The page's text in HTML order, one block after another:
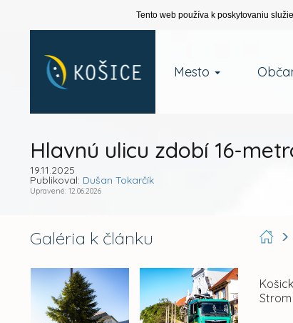
Tento web používa k poskytovaniu
Mesto
Hlavnú ulicu zdobí 16-
19.11.2025
Publikoval: Dušan Tokarčík
Upravené: 12.06.2026
Galéria k článku